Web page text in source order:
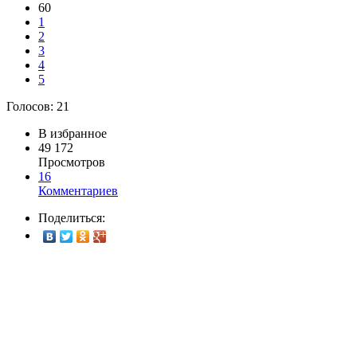
60
1
2
3
4
5
Голосов: 21
В избранное
49 172
Просмотров
16
Комментариев
Поделиться: